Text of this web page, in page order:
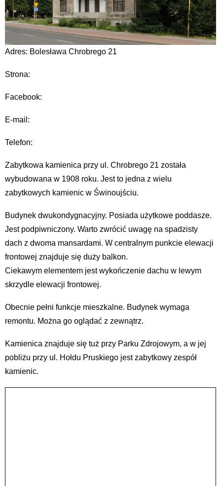
Adres: Bolesława Chrobrego 21
Strona:
Facebook:
E-mail:
Telefon:
Zabytkowa kamienica przy ul. Chrobrego 21 została
wybudowana w 1908 roku. Jest to jedna z wielu
zabytkowych kamienic w Świnoujściu.
Budynek dwukondygnacyjny. Posiada użytkowe poddasze.
Jest podpiwniczony. Warto zwrócić uwagę na spadzisty
dach z dwoma mansardami. W centralnym punkcie elewacji
frontowej znajduje się duży balkon.
Ciekawym elementem jest wykończenie dachu w lewym
skrzydle elewacji frontowej.
Obecnie pełni funkcje mieszkalne. Budynek wymaga
remontu. Można go oglądać z zewnątrz.
Kamienica znajduje się tuż przy Parku Zdrojowym, a w jej
pobliżu przy ul. Hołdu Pruskiego jest zabytkowy zespół
kamienic.